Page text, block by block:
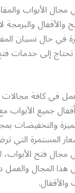
الأبواب
والبرمجة
في حال نسيان
إلى خدمات
في كافة مجالات
جميع الأبواب
والتخفيضات
المستمرة التي
فتح الأبواب،
المجال
والأقفال.